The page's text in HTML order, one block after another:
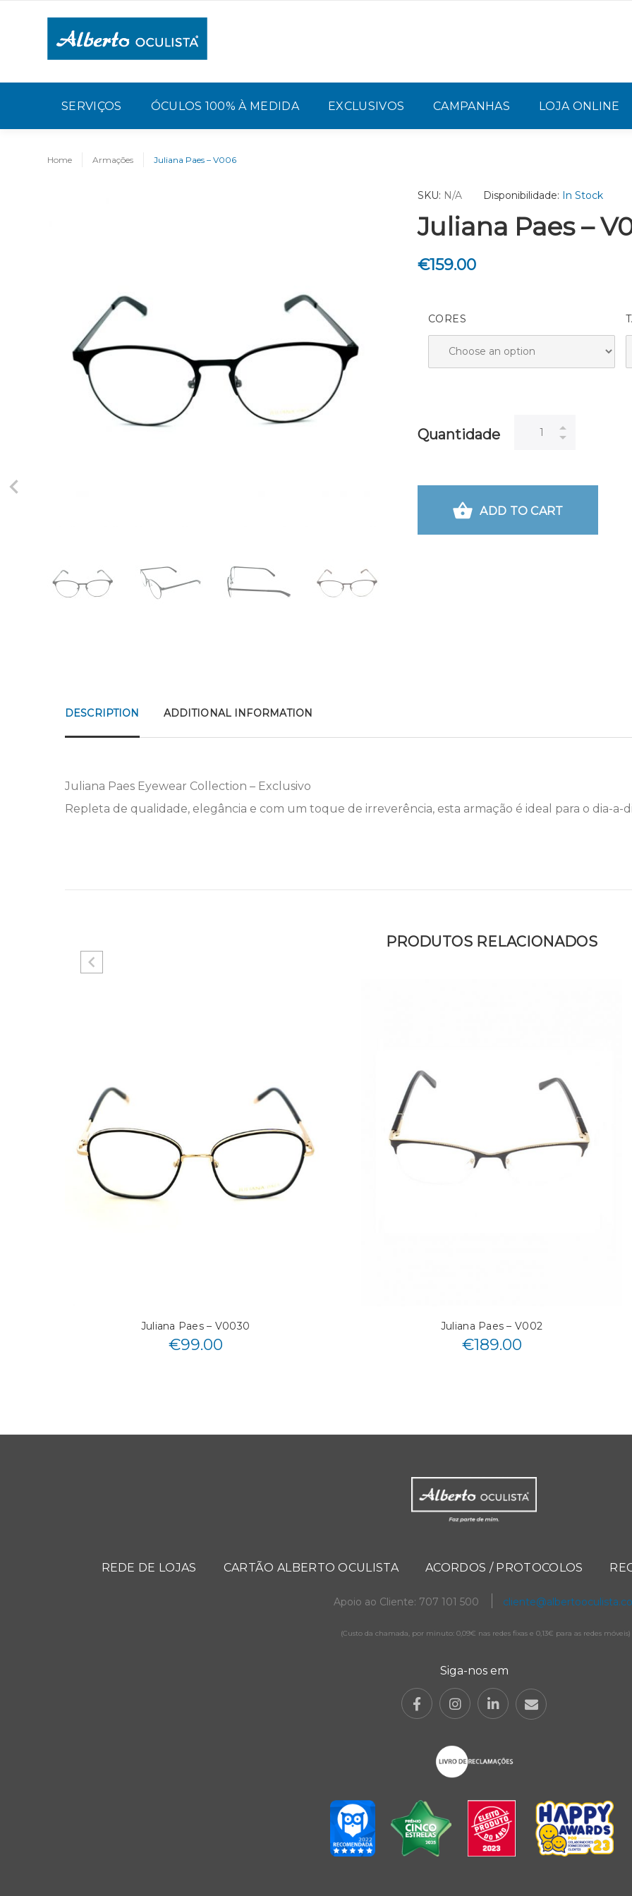
SERVIÇOS ÓCULOS 100% À MEDIDA EXCLUSIVOS CAMPANHAS LOJA ONLINE
Home Armações Juliana Paes – V006
SKU: N/A Disponibilidade: In Stock
Juliana Paes –
€159.00
CORES
Quantidade
ADD TO CART
DESCRIPTION ADDITIONAL INFORMATION
Juliana Paes Eyewear Collection – Exclusivo
Repleta de qualidade, elegância e com um toque de irreverência, esta armação é ideal para o dia-a-
PRODUTOS RELACIONADOS
Juliana Paes – V0030
€99.00
Juliana Paes – V002
€189.00
REDE DE LOJAS CARTÃO ALBERTO OCULISTA ACORDOS / PROTOCOLOS
Apoio ao Cliente: 707 101 500
(Custo da chamada, por minuto: 0,09€ nas redes fixas e 0,13€ para as redes móveis)
Siga-nos em